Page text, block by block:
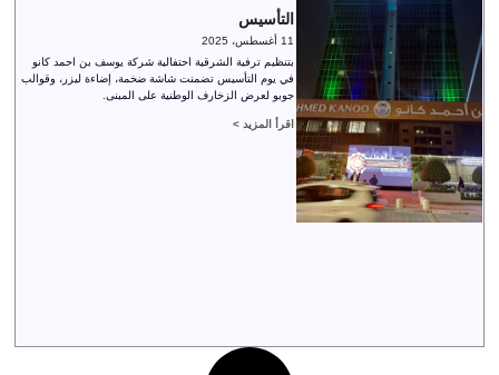
التأسيس
11 أغسطس، 2025
بتنظيم ترفية الشرقية احتفالية شركة يوسف بن احمد كانو
في يوم التأسيس تضمنت شاشة ضخمة، إضاءة ليزر، وقوالب
جوبو لعرض الزخارف الوطنية على المبنى.
اقرأ المزيد >